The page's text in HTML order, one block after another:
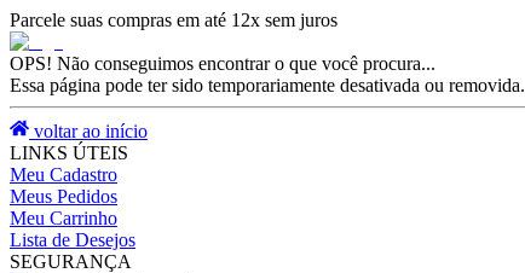
Parcele suas compras em até 12x sem juros
OPS! Não conseguimos encontrar o que você procura...
Essa página pode ter sido temporariamente desativada ou removida.
voltar ao início
LINKS ÚTEIS
Meu Cadastro
Meus Pedidos
Meu Carrinho
Lista de Desejos
SEGURANÇA